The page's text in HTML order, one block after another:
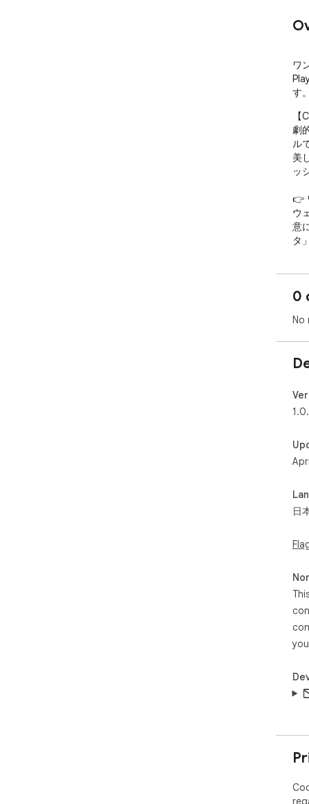
ワ
す
劇
ル
美
ッ
👉
ウ
意
タ
モ
ー
・
業
・
を
・
ツ
0
No
日